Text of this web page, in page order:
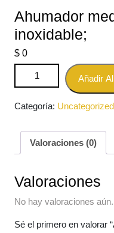
Ahumador
inoxidable;
$ 0
Ahumador mediano en
Añadir
Categoría: Uncategorized
Valoraciones (0)
Valoraciones
No hay valoraciones aún.
Sé el primero en valorar